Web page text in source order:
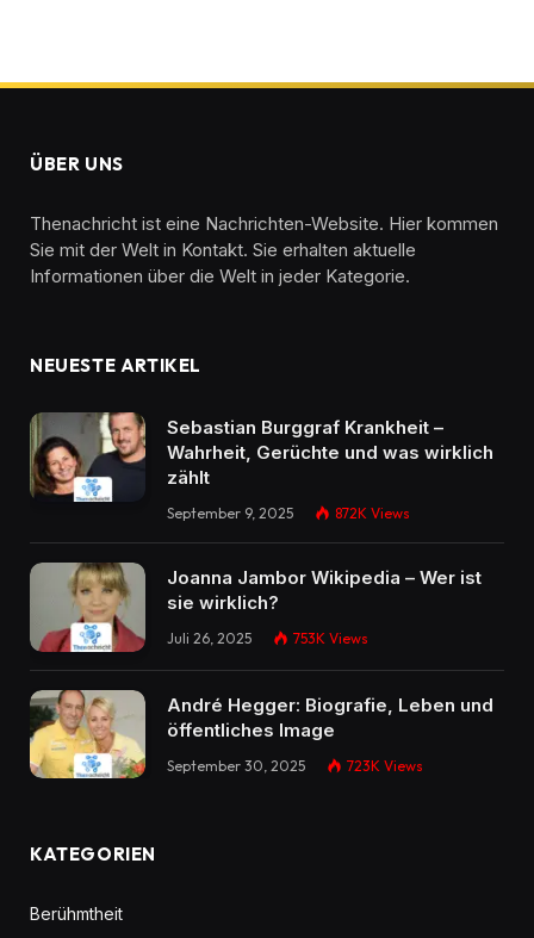
ÜBER UNS
Thenachricht ist eine Nachrichten-Website. Hier kommen
Sie mit der Welt in Kontakt. Sie erhalten aktuelle
Informationen über die Welt in jeder Kategorie.
NEUESTE ARTIKEL
Sebastian Burggraf Krankheit –
Wahrheit, Gerüchte und was wirklich
zählt
September 9, 2025 872K Views
Joanna Jambor Wikipedia – Wer ist
sie wirklich?
Juli 26, 2025 753K Views
André Hegger: Biografie, Leben und
öffentliches Image
September 30, 2025 723K Views
KATEGORIEN
Berühmtheit